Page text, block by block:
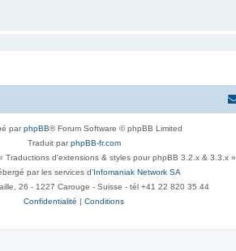
parphpBB® Forum Software © phpBB Limited
Traduit parphpBB-fr.com
Traductions d'extensions & styles pour phpBB 3.2.x & 3.3.x »
par les services d’Infomaniak Network SA
26 - 1227 Carouge - Suisse - tél +41 22 820 35 44
Confidentialité | Conditions